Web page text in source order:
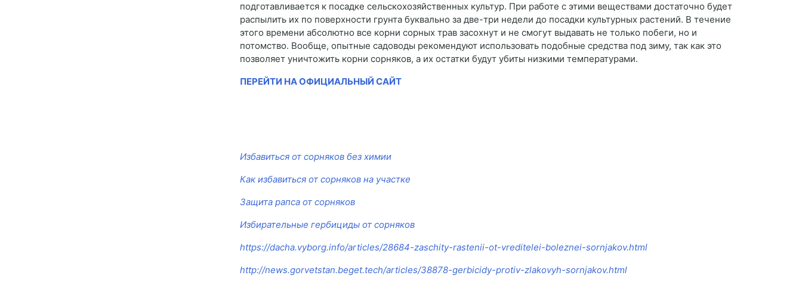
подготавливается к посадке сельскохозяйственных культур. При работе с этими веществами достаточно будет
распылить их по поверхности грунта буквально за две-три недели до посадки культурных растений. В течение
этого времени абсолютно все корни сорных трав засохнут и не смогут выдавать не только побеги, но и
потомство. Вообще, опытные садоводы рекомендуют использовать подобные средства под зиму, так как это
позволяет уничтожить корни сорняков, а их остатки будут убиты низкими температурами.
ПЕРЕЙТИ НА ОФИЦИАЛЬНЫЙ САЙТ
Избавиться от сорняков без химии
Как избавиться от сорняков на участке
Защита рапса от сорняков
Избирательные гербициды от сорняков
https://dacha.vyborg.info/articles/28684-zaschity-rastenii-ot-vreditelei-boleznei-sornjakov.html
http://news.gorvetstan.beget.tech/articles/38878-gerbicidy-protiv-zlakovyh-sornjakov.html